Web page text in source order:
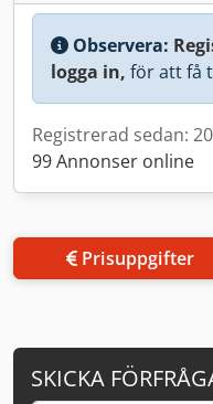
Observera:
logga in, för att få
Registrerad sedan:
99 Annonser online
Prisuppgifter
SKICKA